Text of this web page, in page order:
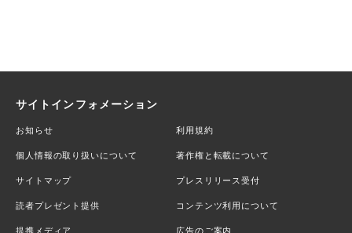
サイトインフォメーション
お知らせ 利用規約
個人情報の取り扱いについて 著作権と転載について
サイトマップ プレスリリース受付
読者プレゼント提供 コンテンツ利用について
提携メディア 広告のご案内